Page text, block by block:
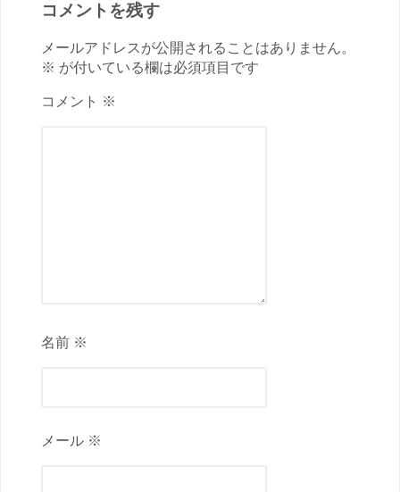
コメントを残す
メールアドレスが公開されることはありません。
※ が付いている欄は必須項目です
コメント ※
名前 ※
メール ※